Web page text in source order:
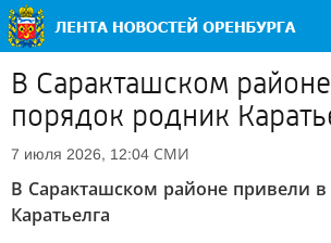
В Саракташском
порядок родник
7 июля 2026, 12:04 СМИ
В Саракташском районе привели
Каратьелга